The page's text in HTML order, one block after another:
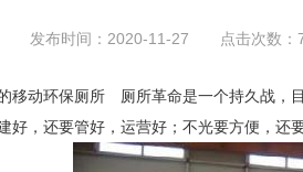
发布时间：2020-11-27 点击次数：
移动环保厕所 厕所革命是一个持久战，
好，还要管好，运营好；不光要方便，还